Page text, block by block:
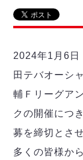
メットライ
順位表
戦績表
警告・退場・
個人ランキン
個人ランキン
個人ランキン
ボアルース
シュライカ
バサジィ大
メットライ
ヴォスクオ
リーグ概要
大会概要
リーグ要項
クラブライセ
過去の記録
過去の試合
ディビジョン1
ディビジョン2
Ｆリーグカップ
リーグ統計
プロジェ
ABeam AWARD
DIVISION 01
2024年1月6日
田テバオーシ
輔Ｆリーグア
クの開催につ
募を締切とさ
多くの皆様か